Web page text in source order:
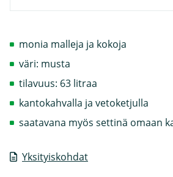
Yksityiskohdat
monia malleja ja kokoja
väri: musta
tilavuus: 63 litraa
kantokahvalla ja vetoketjulla
saatavana myös settinä omaan